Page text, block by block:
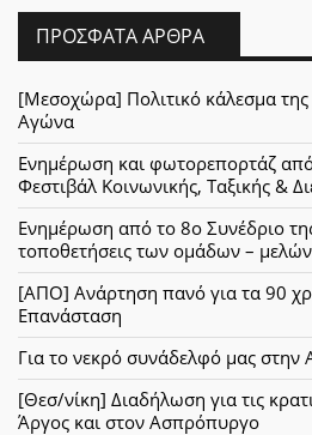
ΠΡΌΣΦΑΤΑ ΆΡΘΡΑ
[Μεσοχώρα] Πολιτικό κάλεσμα
Αγώνα
Ενημέρωση και φωτορεπορτάζ
Φεστιβάλ Κοινωνικής, Ταξικής &
Ενημέρωση από το 8ο Συνέδριο
τοποθετήσεις των ομάδων –
[ΑΠΟ] Ανάρτηση πανό για τα 90
Επανάσταση
Για το νεκρό συνάδελφό μας στην
[Θεσ/νίκη] Διαδήλωση για τις
Άργος και στον Ασπρόπυργο